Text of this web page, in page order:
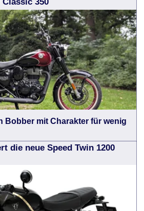
350
Bobber mit Charakter für wenig
die neue Speed Twin 1200